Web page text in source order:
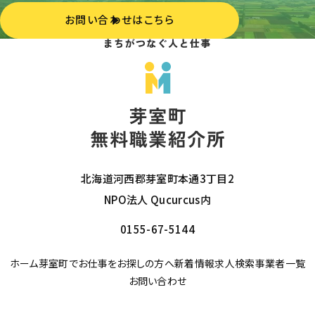
お問い合わせはこちら
北海道河西郡芽室町本通3丁目2
NPO法人 Qucurcus内
0155-67-5144
ホーム芽室町でお仕事をお探しの方へ新着情報求人検索事業者一覧
お問い合わせ